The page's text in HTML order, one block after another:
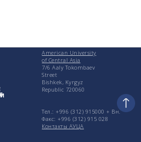
American University
of Central Asia
7/6 Aaly Tokombaev
Street
Bishkek, Kyrgyz
Republic 720060
Тел.: +996 (312) 915000 + Вн.
Факс: +996 (312) 915 028
Контакты АУЦА